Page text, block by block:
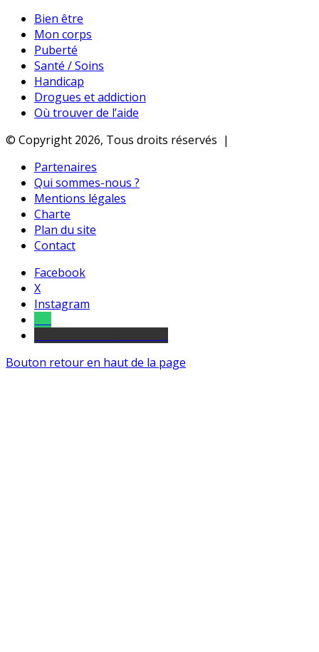
Bien être
Mon corps
Puberté
Santé / Soins
Handicap
Drogues et addiction
Où trouver de l’aide
© Copyright 2026, Tous droits réservés |
Partenaires
Qui sommes-nous ?
Mentions légales
Charte
Plan du site
Contact
Facebook
X
Instagram
Bouton retour en haut de la page